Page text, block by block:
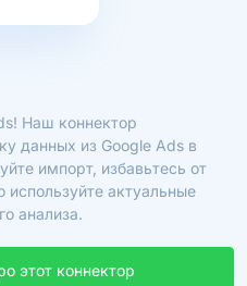
Наш коннектор
данных из Google Ads в
импорт, избавьтесь от
используйте актуальные
анализа.
этот коннектор